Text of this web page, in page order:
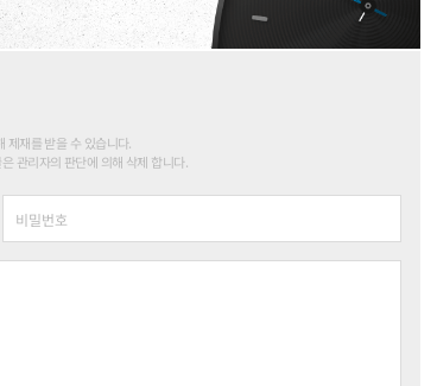
제재를 받을 수 있습니다.
관리자의 판단에 의해 삭제 합니다.